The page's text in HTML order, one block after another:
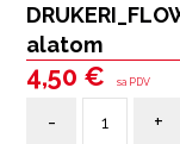
alatom
4,50 € sa PDV
- +